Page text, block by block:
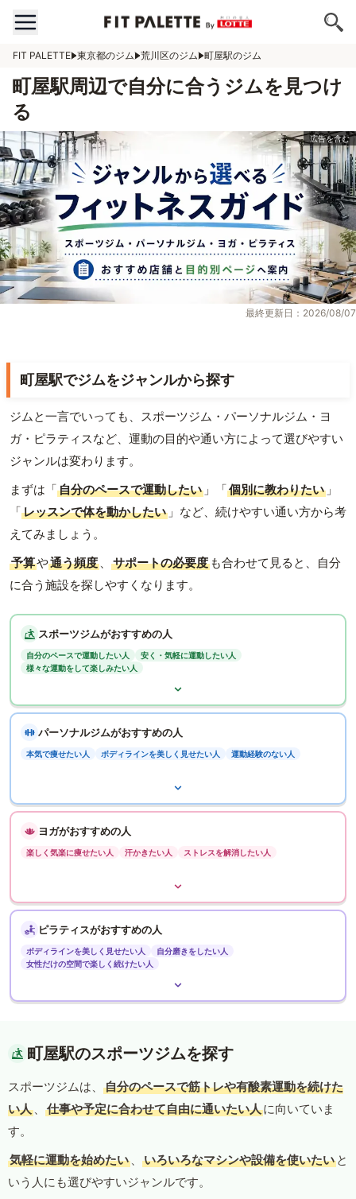
FIT PALETTE 東京都のジム 荒川区のジム 町屋駅のジム
町屋駅周辺で自分に合うジムを見つけ
る
最終更新日：2026/08/07
町屋駅でジムをジャンルから探す
ジムと一言でいっても、スポーツジム・パーソナルジム・ヨ
ガ・ピラティスなど、運動の目的や通い方によって選びやすい
ジャンルは変わります。
まずは「自分のペースで運動したい 」「個別に教わりたい 」
「レッスンで体を動かしたい 」など、続けやすい通い方から考
えてみましょう。
予算や通う頻度 、 サポートの必要度 も合わせて見ると、自分
に合う施設を探しやすくなります。
スポーツジムがおすすめの人
自分のペースで運動したい人
安く・気軽に運動したい人
様々な運動をして楽しみたい人
パーソナルジムがおすすめの人
本気で痩せたい人 ボディラインを美しく見せたい人 運動経験のない人
ヨガがおすすめの人
楽しく気楽に痩せたい人 汗かきたい人 ストレスを解消したい人
ピラティスがおすすめの人
ボディラインを美しく見せたい人
自分磨きをしたい人
女性だけの空間で楽しく続けたい人
町屋駅のスポーツジムを探す
スポーツジムは、
自分のペースで筋トレや有酸素運動を続けた
い人 、 仕事や予定に合わせて自由に通いたい人に向いていま
す。
気軽に運動を始めたい 、 いろいろなマシンや設備を使いたい と
いう人にも選びやすいジャンルです。